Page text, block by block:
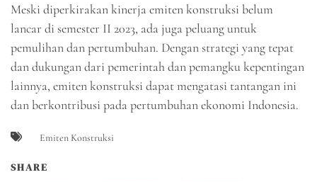
Meski diperkirakan kinerja emiten konstruksi belum
lancar di semester II 2023, ada juga peluang untuk
pemulihan dan pertumbuhan. Dengan strategi yang tepat
dan dukungan dari pemerintah dan pemangku kepentingan
lainnya, emiten konstruksi dapat mengatasi tantangan ini
dan berkontribusi pada pertumbuhan ekonomi Indonesia.
Emiten Konstruksi
SHARE